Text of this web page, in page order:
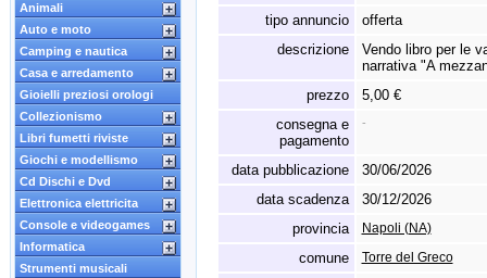
Animali
Auto e moto
Camping e nautica
Casa e arredamento
Gioielli preziosi orologi
Collezionismo
Libri fumetti riviste
Giochi e modellismo
Cd Dischi e Dvd
Elettronica elettricita
Console e videogames
Informatica
Strumenti musicali
tipo annuncio
offerta
descrizione
Vendo libro per le
narrativa "A
prezzo
5,00 €
consegna e
pagamento
-
data pubblicazione
30/06/2026
data scadenza
30/12/2026
provincia
Napoli (NA)
comune Torre del Greco